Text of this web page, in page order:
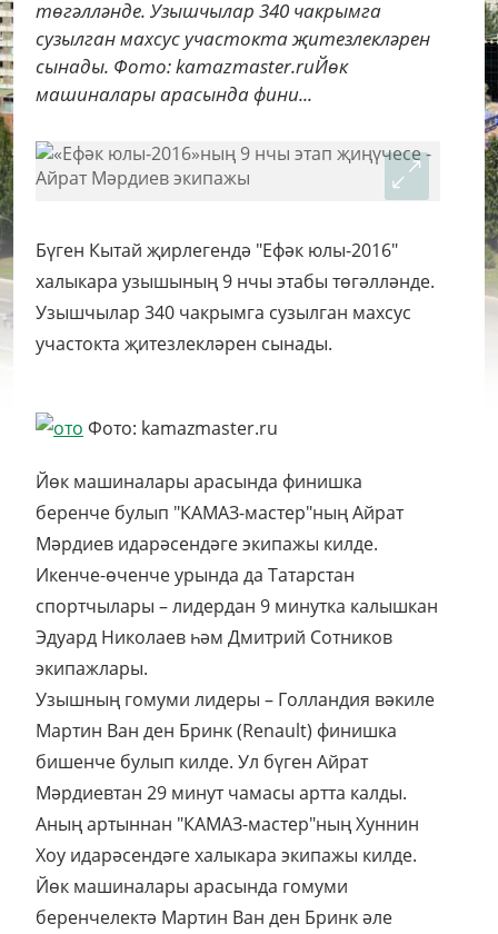
төгәлләнде. Узышчылар 340 чакрымга
сузылган махсус участокта җитезлекләрен
сынады. Фото: kamazmaster.ruЙөк
машиналары арасында фини...
Бүген Кытай җирлегендә "Ефәк юлы-2016"
халыкара узышының 9 нчы этабы төгәлләнде.
Узышчылар 340 чакрымга сузылган махсус
участокта җитезлекләрен сынады.
Фото: kamazmaster.ru
Йөк машиналары арасында финишка
беренче булып "КАМАЗ-мастер"ның Айрат
Мәрдиев идарәсендәге экипажы килде.
Икенче-өченче урында да Татарстан
спортчылары – лидердан 9 минутка калышкан
Эдуард Николаев һәм Дмитрий Сотников
экипажлары.
Узышның гомуми лидеры – Голландия вәкиле
Мартин Ван ден Бринк (Renault) финишка
бишенче булып килде. Ул бүген Айрат
Мәрдиевтан 29 минут чамасы артта калды.
Аның артыннан "КАМАЗ-мастер"ның Хуннин
Хоу идарәсендәге халыкара экипажы килде.
Йөк машиналары арасында гомуми
беренчелектә Мартин Ван ден Бринк әле